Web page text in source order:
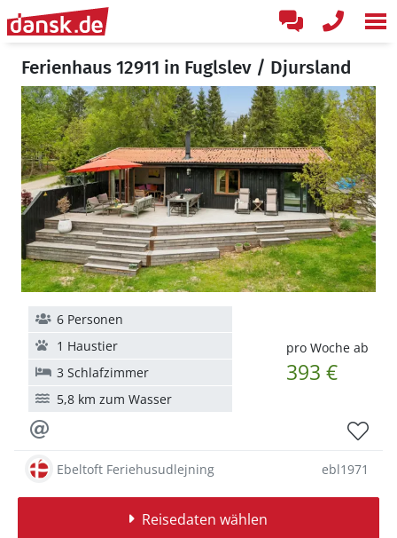
Ferienhaus 12911 in Fuglslev / Djursland
pro Woche ab
393 €
6 Personen
1 Haustier
3 Schlafzimmer
5,8 km zum Wasser
Ebeltoft Feriehusudlejning ebl1971
Reisedaten wählen